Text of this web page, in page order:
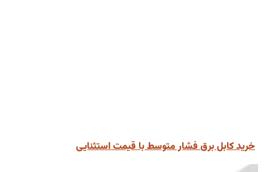
خرید کابل برق فشار متوسط با قیمت استثنایی